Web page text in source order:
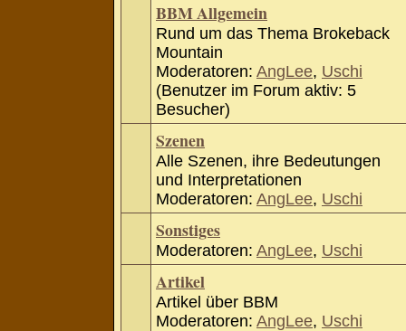
BBM Allgemein
Rund um das Thema Brokeback
Mountain
Moderatoren: AngLee, Uschi
(Benutzer im Forum aktiv: 5
Besucher)
Szenen
Alle Szenen, ihre Bedeutungen
und Interpretationen
Moderatoren: AngLee, Uschi
Sonstiges
Moderatoren: AngLee, Uschi
Artikel
Artikel über BBM
Moderatoren: AngLee, Uschi